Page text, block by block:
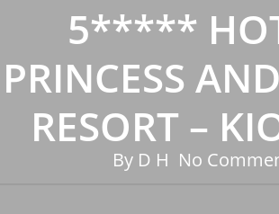
5*****
PRINCESS
RESORT –
By D H No